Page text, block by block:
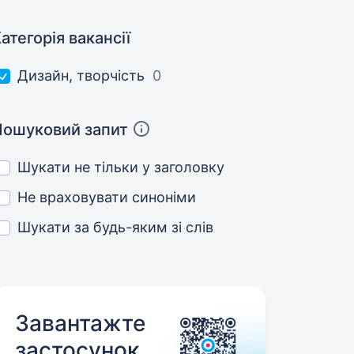
вакансії
Дизайн, творчість 0
запит
Шукати не тільки у заголовку
Не враховувати синоніми
Шукати за будь-яким зі слів
Завантажте